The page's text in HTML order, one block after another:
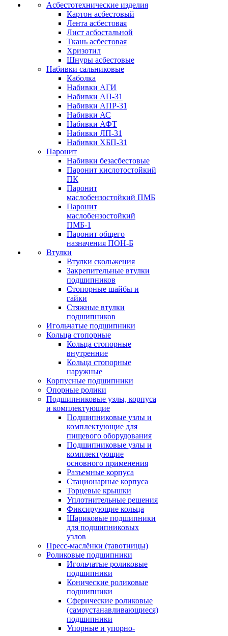
Асбестотехнические изделия
Картон асбестовый
Лента асбестовая
Лист асбостальной
Ткань асбестовая
Хризотил
Шнуры асбестовые
Набивки сальниковые
Каболка
Набивки АГИ
Набивки АП-31
Набивки АПР-31
Набивки АС
Набивки АФТ
Набивки ЛП-31
Набивки ХБП-31
Паронит
Набивки безасбестовые
Паронит кислотостойкий
ПК
Паронит
маслобензостойкий ПМБ
Паронит
маслобензостойкий
ПМБ-1
Паронит общего
назначения ПОН-Б
Втулки
Втулки скольжения
Закрепительные втулки
подшипников
Стопорные шайбы и
гайки
Стяжные втулки
подшипников
Игольчатые подшипники
Кольца стопорные
Кольца стопорные
внутренние
Кольца стопорные
наружные
Корпусные подшипники
Опорные ролики
Подшипниковые узлы, корпуса
и комплектующие
Подшипниковые узлы и
комплектующие для
пищевого оборудования
Подшипниковые узлы и
комплектующие
основного применения
Разъемные корпуса
Стационарные корпуса
Торцевые крышки
Уплотнительные решения
Фиксирующие кольца
Шариковые подшипники
для подшипниковых
узлов
Пресс-маслёнки (тавотницы)
Роликовые подшипники
Игольчатые роликовые
подшипники
Конические роликовые
подшипники
Сферические роликовые
(самоустанавливающиеся)
подшипники
Упорные и упорно-